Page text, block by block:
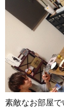
素敵なお部屋